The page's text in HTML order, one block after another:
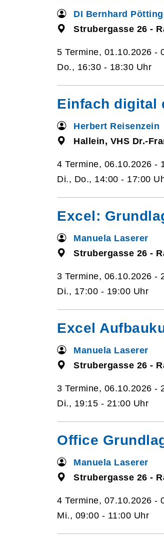
DI Bernhard
Strubergasse 26 -
5 Termine, 01.10.2026 -
Do., 16:30 - 18:30 Uhr
Einfach digital
Herbert Reisenzein
Hallein, VHS Dr.-
4 Termine, 06.10.2026 -
Di., Do., 14:00 - 17:00
Excel:
Manuela Laserer
Strubergasse 26 -
3 Termine, 06.10.2026 -
Di., 17:00 - 19:00 Uhr
Excel
Manuela Laserer
Strubergasse 26 -
3 Termine, 06.10.2026 -
Di., 19:15 - 21:00 Uhr
Office
Manuela Laserer
Strubergasse 26 -
4 Termine, 07.10.2026 -
Mi., 09:00 - 11:00 Uhr